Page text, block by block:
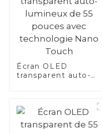
Écran OLED
transparent auto-
Touch